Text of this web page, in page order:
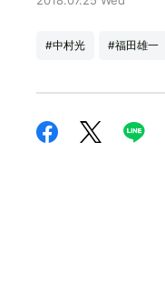
#中村光 #福田雄一